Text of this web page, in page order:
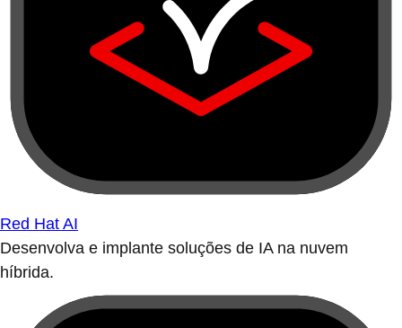
Red Hat AI
Desenvolva e implante soluções de IA na nuvem
híbrida.